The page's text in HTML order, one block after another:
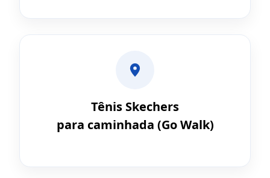
Tênis Skechers
para caminhada (Go Walk)